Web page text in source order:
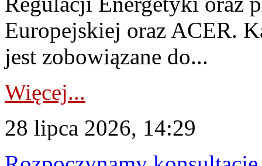
Europejskiej oraz ACER.
jest zobowiązane do...
Więcej...
28 lipca 2026, 14:29